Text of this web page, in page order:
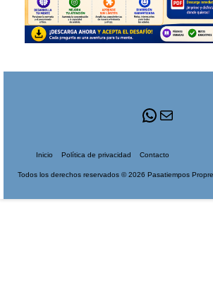
WhatsApp
Correo
Inicio Política de privacidad Contacto
Todos los derechos reservados © 2026 Pasatiempos